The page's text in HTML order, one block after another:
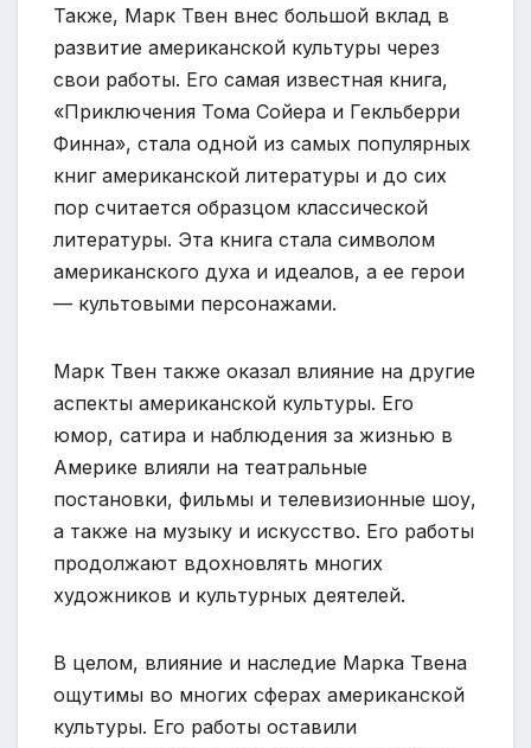
Также, Марк Твен внес большой вклад в
развитие американской культуры через
свои работы. Его самая известная книга,
«Приключения Тома Сойера и Гекльберри
Финна», стала одной из самых популярных
книг американской литературы и до сих
пор считается образцом классической
литературы. Эта книга стала символом
американского духа и идеалов, а ее герои
— культовыми персонажами.
Марк Твен также оказал влияние на другие
аспекты американской культуры. Его
юмор, сатира и наблюдения за жизнью в
Америке влияли на театральные
постановки, фильмы и телевизионные шоу,
а также на музыку и искусство. Его работы
продолжают вдохновлять многих
художников и культурных деятелей.
В целом, влияние и наследие Марка Твена
ощутимы во многих сферах американской
культуры. Его работы оставили